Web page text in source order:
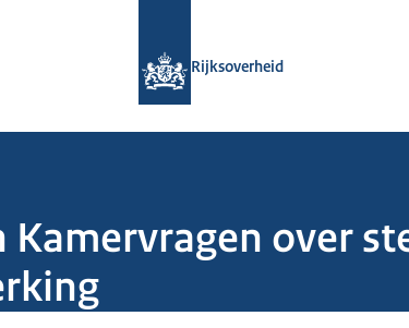
Rijksoverheid
over